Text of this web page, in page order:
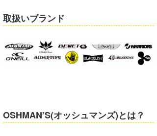
取扱いブランド
OSHMAN’S(オッシュマンズ)とは？